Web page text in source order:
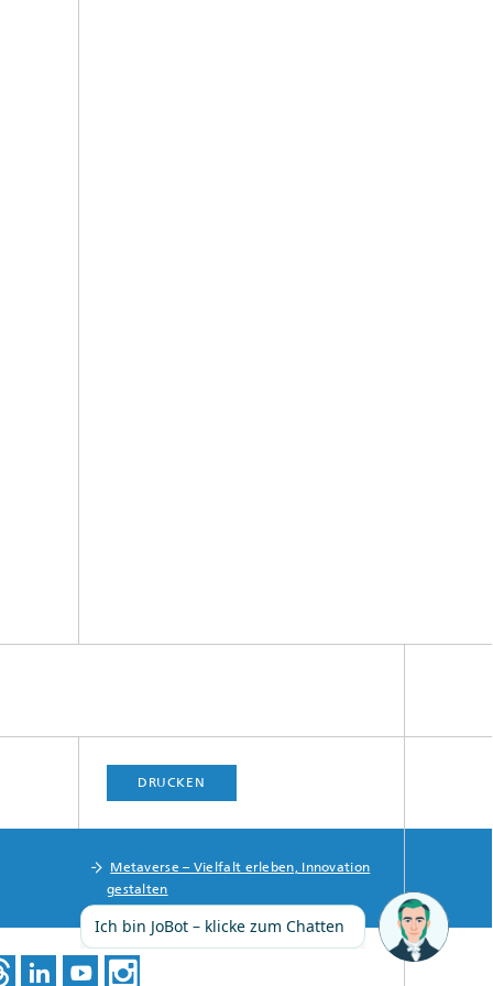
DRUCKEN
Metaverse – Vielfalt erleben, Innovation
gestalten